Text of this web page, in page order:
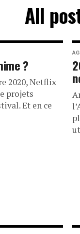
All
?
2020, Netflix
projets
Et en ce